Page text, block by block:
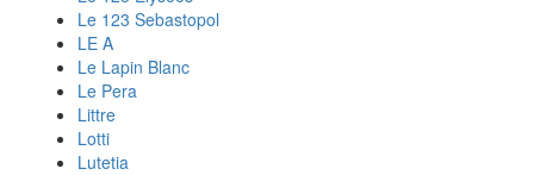
Le 123 Sebastopol
LE A
Le Lapin Blanc
Le Pera
Littre
Lotti
Lutetia